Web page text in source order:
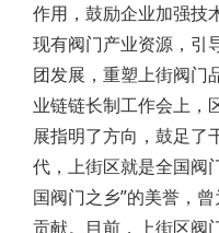
作用，鼓励企业加强技
现有阀门产业资源，引
团发展，重塑上街阀门
业链链长制工作会上，
展指明了方向，鼓足了
代，上街区就是全国阀
国阀门之乡”的美誉，
贡献。目前，上街区阀